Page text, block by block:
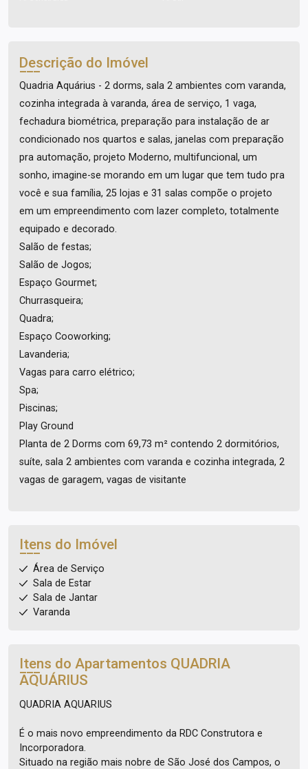
Descrição do Imóvel
Quadria Aquárius - 2 dorms, sala 2 ambientes com varanda,
cozinha integrada à varanda, área de serviço, 1 vaga,
fechadura biométrica, preparação para instalação de ar
condicionado nos quartos e salas, janelas com preparação
pra automação, projeto Moderno, multifuncional, um
sonho, imagine-se morando em um lugar que tem tudo pra
você e sua família, 25 lojas e 31 salas compõe o projeto
em um empreendimento com lazer completo, totalmente
equipado e decorado.
Salão de festas;
Salão de Jogos;
Espaço Gourmet;
Churrasqueira;
Quadra;
Espaço Cooworking;
Lavanderia;
Vagas para carro elétrico;
Spa;
Piscinas;
Play Ground
Planta de 2 Dorms com 69,73 m² contendo 2 dormitórios,
suíte, sala 2 ambientes com varanda e cozinha integrada, 2
vagas de garagem, vagas de visitante
Itens do Imóvel
Área de Serviço
Sala de Estar
Sala de Jantar
Varanda
Itens do Apartamentos QUADRIA
AQUÁRIUS
QUADRIA AQUARIUS
É o mais novo empreendimento da RDC Construtora e
Incorporadora.
Situado na região mais nobre de São José dos Campos, o